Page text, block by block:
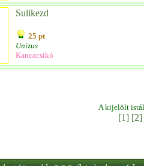
Sulikezd
25 pt
Unizus
Kancacsikó
A kijelölt
[1] [2]